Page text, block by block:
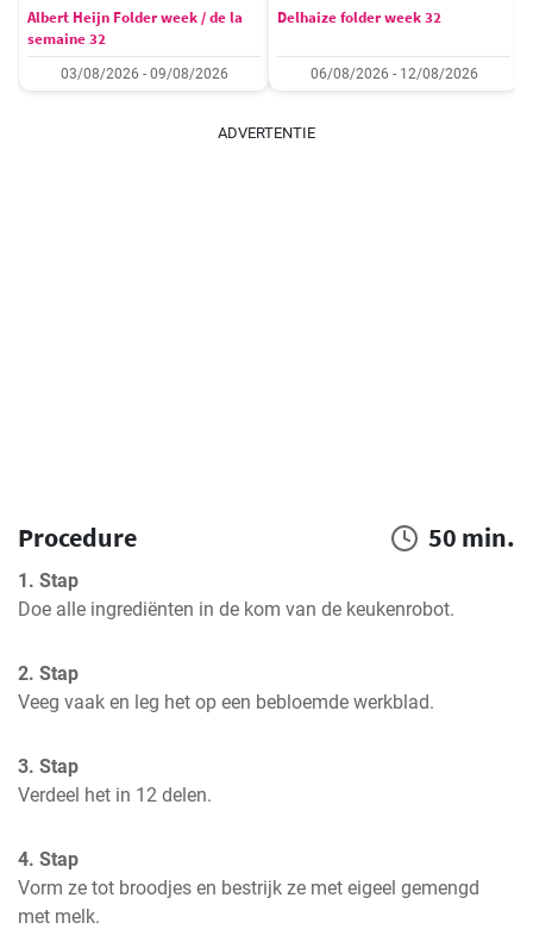
Albert Heijn Folder week / de la
semaine 32
03/08/2026 - 09/08/2026
Delhaize folder week 32
06/08/2026 - 12/08/2026
ADVERTENTIE
Procedure 50 min.
1. Stap
Doe alle ingrediënten in de kom van de keukenrobot.
2. Stap
Veeg vaak en leg het op een bebloemde werkblad.
3. Stap
Verdeel het in 12 delen.
4. Stap
Vorm ze tot broodjes en bestrijk ze met eigeel gemengd
met melk.